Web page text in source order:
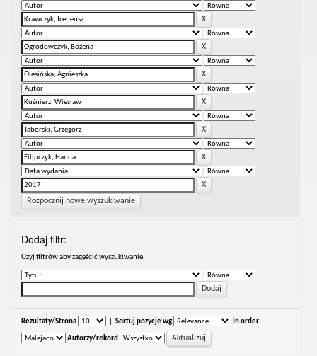
Rozpocznij nowe wyszukiwanie
Dodaj filtr:
Uzyj filtrów aby zagęścić wyszukiwanie.
Rezultaty/Strona Sortuj pozycje wg In order
Autorzy/rekord